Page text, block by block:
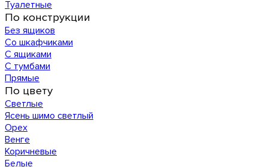
Туалетные
По конструкции
Без ящиков
Со шкафчиками
С ящиками
С тумбами
Прямые
По цвету
Светлые
Ясень шимо светлый
Орех
Венге
Коричневые
Белые